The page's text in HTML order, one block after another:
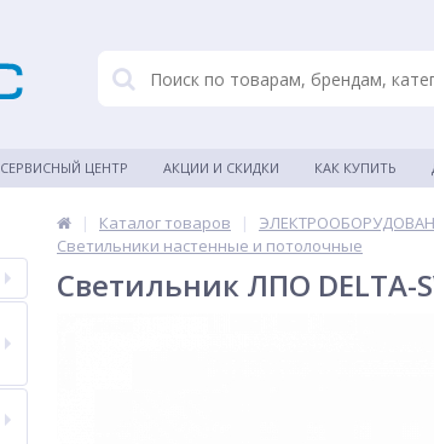
СЕРВИСНЫЙ ЦЕНТР АКЦИИ И СКИДКИ КАК КУПИТЬ
| Каталог товаров |
Светильники настенные и потолочные
Светильник ЛПО DELTA-